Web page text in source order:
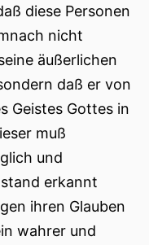
diese Personen
nicht
äußerlichen
daß er von
Geistes Gottes in
muß
und
erkannt
ihren Glauben
wahrer und